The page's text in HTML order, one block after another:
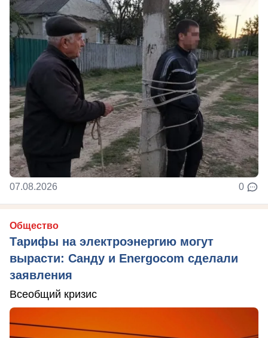
07.08.2026 0
Общество
Тарифы на электроэнергию могут
вырасти: Санду и Energocom сделали
заявления
Всеобщий кризис